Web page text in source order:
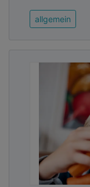
allgemein